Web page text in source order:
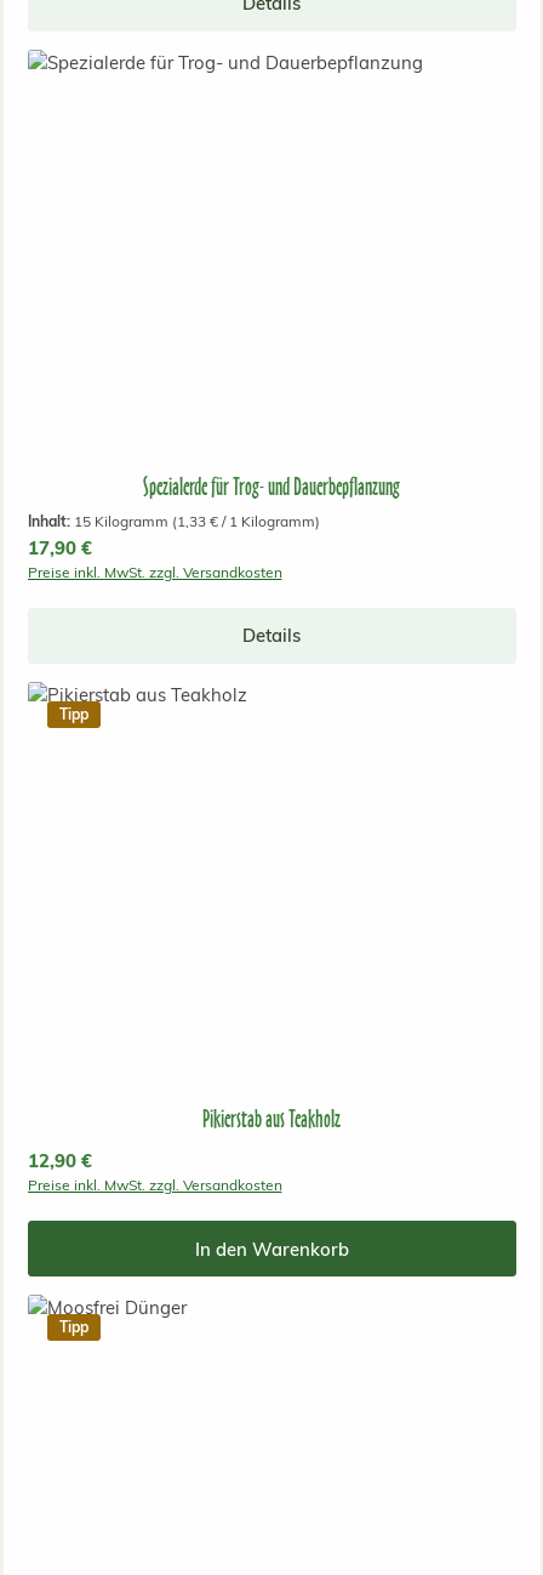
Spezialerde für Trog- und Dauerbepflanzung
Inhalt: 15 Kilogramm (1,33 € / 1 Kilogramm)
Regulärer Preis:
17,90 €
Preise inkl. MwSt. zzgl. Versandkosten
Details
Tipp
Pikierstab aus Teakholz
Regulärer Preis:
12,90 €
Preise inkl. MwSt. zzgl. Versandkosten
In den Warenkorb
Tipp